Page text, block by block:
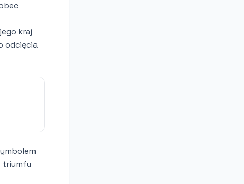
kraj
odcięcia
triumfu